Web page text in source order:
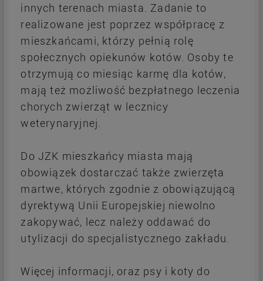
innych terenach miasta. Zadanie to
realizowane jest poprzez współpracę z
mieszkańcami, którzy pełnią rolę
społecznych opiekunów kotów. Osoby te
otrzymują co miesiąc karmę dla kotów,
mają też możliwość bezpłatnego leczenia
chorych zwierząt w lecznicy
weterynaryjnej.
Do JZK mieszkańcy miasta mają
obowiązek dostarczać także zwierzęta
martwe, których zgodnie z obowiązującą
dyrektywą Unii Europejskiej niewolno
zakopywać, lecz należy oddawać do
utylizacji do specjalistycznego zakładu.
Więcej informacji, oraz psy i koty do